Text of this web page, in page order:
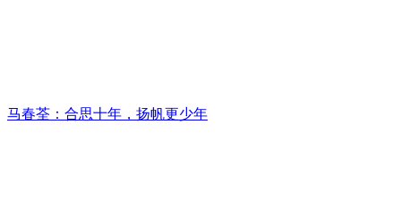
马春荃：合思十年，扬帆更少年